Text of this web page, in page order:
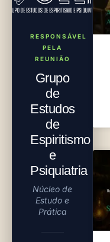
RESPONSÁVEL
PELA
REUNIÃO
Grupo
de
Estudos
de
Espiritismo
e
Psiquiatria
Núcleo de
Estudo e
Prática